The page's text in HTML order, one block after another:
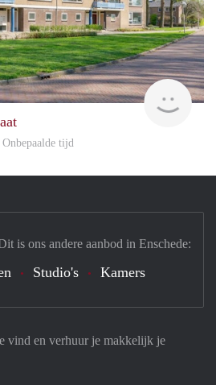
Onbepaalde tijd
vind en verhuur je makkelijk je
is ons andere aanbod in Enschede:
Studio's Kamers